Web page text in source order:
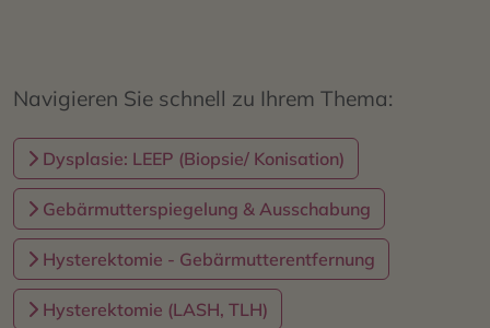
Navigieren Sie schnell zu Ihrem Thema:
Dysplasie: LEEP (Biopsie/ Konisation)
Gebärmutterspiegelung & Ausschabung
Hysterektomie - Gebärmutterentfernung
Hysterektomie (LASH, TLH)